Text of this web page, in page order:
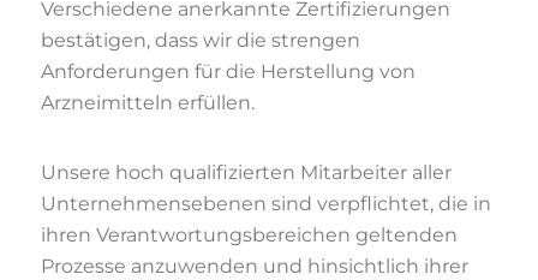
Verschiedene anerkannte Zertifizierungen
bestätigen, dass wir die strengen
Anforderungen für die Herstellung von
Arzneimitteln erfüllen.
Unsere hoch qualifizierten Mitarbeiter aller
Unternehmensebenen sind verpflichtet, die in
ihren Verantwortungsbereichen geltenden
Prozesse anzuwenden und hinsichtlich ihrer